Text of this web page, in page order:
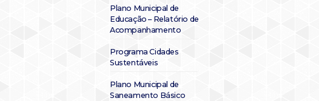
Plano Municipal de
Educação – Relatório de
Acompanhamento
Programa Cidades
Sustentáveis
Plano Municipal de
Saneamento Básico